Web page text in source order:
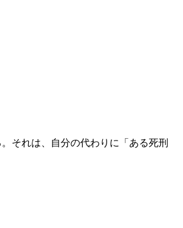
それは、自分の代わりに「ある死刑